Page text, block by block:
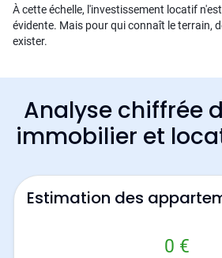
À cette échelle, l'investissement locatif
évidente. Mais pour qui connaît le terrain,
exister.
Analyse chiffrée
immobilier et
Estimation des
0 €